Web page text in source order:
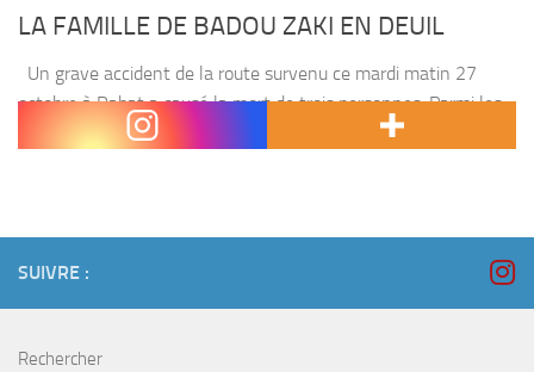
LA FAMILLE DE BADOU ZAKI EN DEUIL
Un grave accident de la route survenu ce mardi matin 27
octobre à Rabat a causé la mort de trois personnes. Parmi les
victimes, le fils aîné de Said Badou, frère de l’entraîneur...
SUIVRE :
Rechercher